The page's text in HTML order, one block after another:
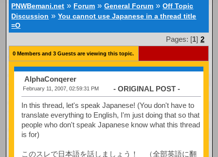
PNWBemani.net » Forum »General Forum »Off Topic
Discussion »You cannot use Japanese in a thread title
=O
Pages: [1] 2
0 Members and 3 Guests are viewing this topic.
AlphaConqerer
February 11, 2007, 02:59:31 PM - ORIGINAL POST -
In this thread, let's speak Japanese! (You don't have to
translate everything to English, I'm just doing that so that
people who don't speak Japanese know what this thread
is for)
このスレで日本語を話しましょう！ （全部英語に翻